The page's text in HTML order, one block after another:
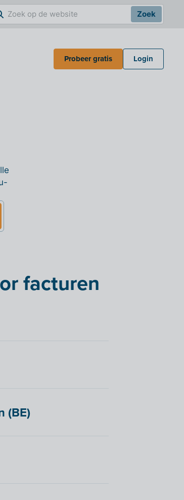
Zoek
Probeer gratis Login
facturen
(BE)